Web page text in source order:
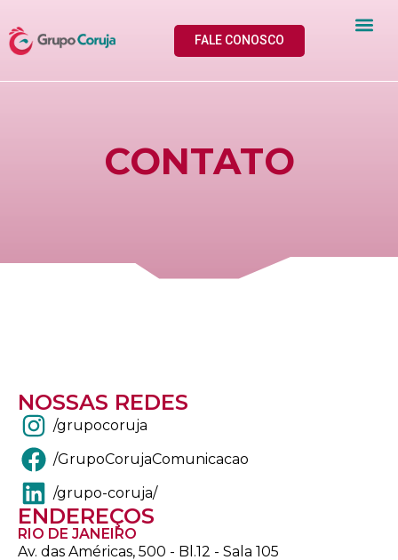
FALE CONOSCO
CONTATO
NOSSAS REDES
/grupocoruja
/GrupoCorujaComunicacao
/grupo-coruja/
ENDEREÇOS
RIO DE JANEIRO
Av. das Américas, 500 - Bl.12 - Sala 105